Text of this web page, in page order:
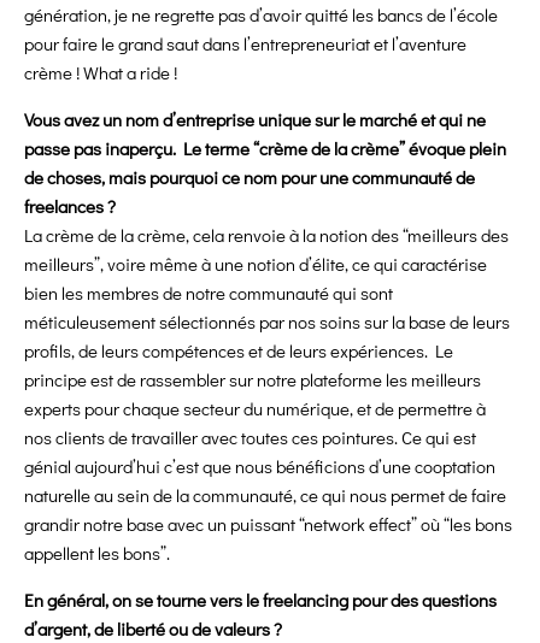
génération, je ne regrette pas d’avoir quitté les bancs de l’école
pour faire le grand saut dans l’entrepreneuriat et l’aventure
crème ! What a ride !
Vous avez un nom d’entreprise unique sur le marché et qui ne
passe pas inaperçu. Le terme “crème de la crème” évoque plein
de choses, mais pourquoi ce nom pour une communauté de
freelances ?
La crème de la crème, cela renvoie à la notion des “meilleurs des
meilleurs”, voire même à une notion d’élite, ce qui caractérise
bien les membres de notre communauté qui sont
méticuleusement sélectionnés par nos soins sur la base de leurs
profils, de leurs compétences et de leurs expériences. Le
principe est de rassembler sur notre plateforme les meilleurs
experts pour chaque secteur du numérique, et de permettre à
nos clients de travailler avec toutes ces pointures. Ce qui est
génial aujourd’hui c’est que nous bénéficions d’une cooptation
naturelle au sein de la communauté, ce qui nous permet de faire
grandir notre base avec un puissant “network effect” où “les bons
appellent les bons”.
En général, on se tourne vers le freelancing pour des questions
d’argent, de liberté ou de valeurs ?